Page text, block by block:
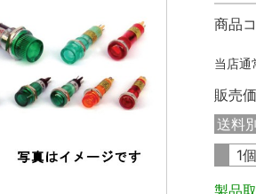
商品
当店通
販売
送料
1
製品